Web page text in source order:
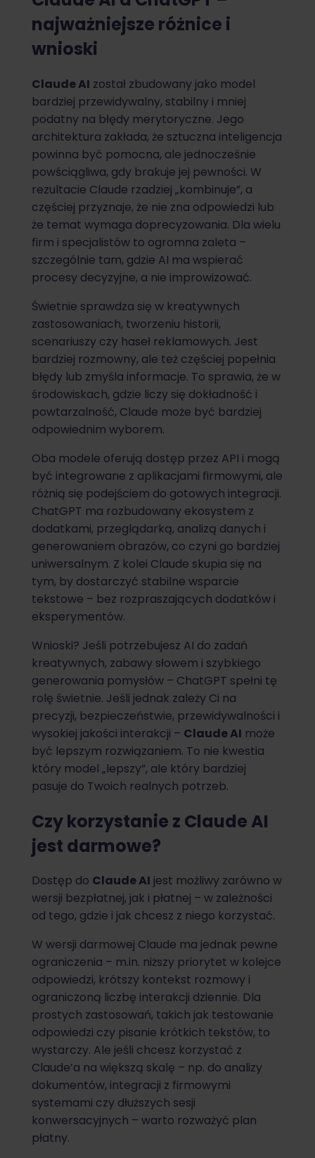
najważniejsze różnice i
wnioski
Claude AI został zbudowany jako model
bardziej przewidywalny, stabilny i mniej
podatny na błędy merytoryczne. Jego
architektura zakłada, że sztuczna inteligencja
powinna być pomocna, ale jednocześnie
powściągliwa, gdy brakuje jej pewności. W
rezultacie Claude rzadziej „kombinuje”, a
częściej przyznaje, że nie zna odpowiedzi lub
że temat wymaga doprecyzowania. Dla wielu
firm i specjalistów to ogromna zaleta –
szczególnie tam, gdzie AI ma wspierać
procesy decyzyjne, a nie improwizować.
Świetnie sprawdza się w kreatywnych
zastosowaniach, tworzeniu historii,
scenariuszy czy haseł reklamowych. Jest
bardziej rozmowny, ale też częściej popełnia
błędy lub zmyśla informacje. To sprawia, że w
środowiskach, gdzie liczy się dokładność i
powtarzalność, Claude może być bardziej
odpowiednim wyborem.
Oba modele oferują dostęp przez API i mogą
być integrowane z aplikacjami firmowymi, ale
różnią się podejściem do gotowych integracji.
ChatGPT ma rozbudowany ekosystem z
dodatkami, przeglądarką, analizą danych i
generowaniem obrazów, co czyni go bardziej
uniwersalnym. Z kolei Claude skupia się na
tym, by dostarczyć stabilne wsparcie
tekstowe – bez rozpraszających dodatków i
eksperymentów.
Wnioski? Jeśli potrzebujesz AI do zadań
kreatywnych, zabawy słowem i szybkiego
generowania pomysłów – ChatGPT spełni tę
rolę świetnie. Jeśli jednak zależy Ci na
precyzji, bezpieczeństwie, przewidywalności i
wysokiej jakości interakcji – Claude AI może
być lepszym rozwiązaniem. To nie kwestia
który model „lepszy”, ale który bardziej
pasuje do Twoich realnych potrzeb.
Czy korzystanie z Claude AI
jest darmowe?
Dostęp do Claude AI jest możliwy zarówno w
wersji bezpłatnej, jak i płatnej – w zależności
od tego, gdzie i jak chcesz z niego korzystać.
W wersji darmowej Claude ma jednak pewne
ograniczenia – m.in. niższy priorytet w kolejce
odpowiedzi, krótszy kontekst rozmowy i
ograniczoną liczbę interakcji dziennie. Dla
prostych zastosowań, takich jak testowanie
odpowiedzi czy pisanie krótkich tekstów, to
wystarczy. Ale jeśli chcesz korzystać z
Claude’a na większą skalę – np. do analizy
dokumentów, integracji z firmowymi
systemami czy dłuższych sesji
konwersacyjnych – warto rozważyć plan
płatny.